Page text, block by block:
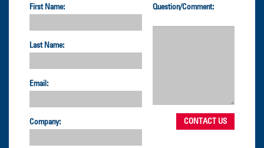
First Name:
Last Name:
Email:
Company:
Question/Comment: